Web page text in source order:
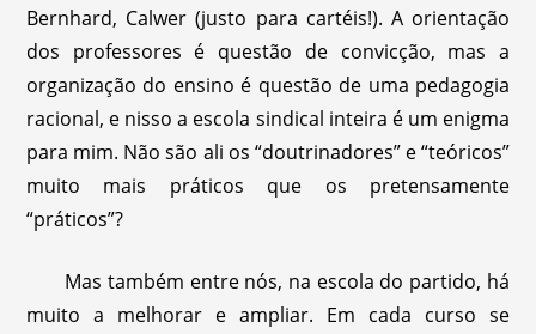
Bernhard, Calwer (justo para cartéis!). A orientação
dos professores é questão de convicção, mas a
organização do ensino é questão de uma pedagogia
racional, e nisso a escola sindical inteira é um enigma
para mim. Não são ali os “doutrinadores” e “teóricos”
muito mais práticos que os pretensamente
“práticos”?
Mas também entre nós, na escola do partido, há
muito a melhorar e ampliar. Em cada curso se